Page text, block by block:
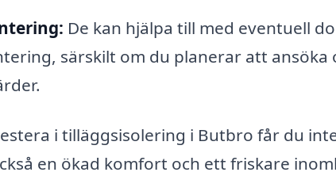
De kan hjälpa till med eventuell
särskilt om du planerar att
i tilläggsisolering i Butbro får du
en ökad komfort och ett friskare